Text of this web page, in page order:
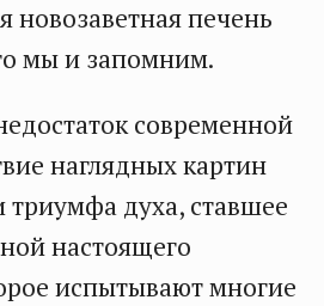
новозаветная печень
мы и запомним.
современной
наглядных картин
триумфа духа, ставшее
настоящего
испытывают многие